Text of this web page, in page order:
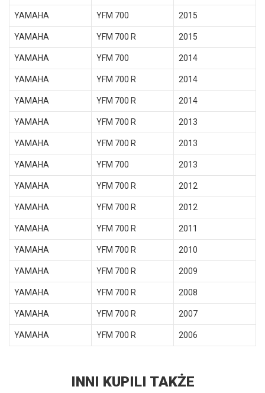
YAMAHA YFM 700 2015
YAMAHA YFM 700 R 2015
YAMAHA YFM 700 2014
YAMAHA YFM 700 R 2014
YAMAHA YFM 700 R 2014
YAMAHA YFM 700 R 2013
YAMAHA YFM 700 R 2013
YAMAHA YFM 700 2013
YAMAHA YFM 700 R 2012
YAMAHA YFM 700 R 2012
YAMAHA YFM 700 R 2011
YAMAHA YFM 700 R 2010
YAMAHA YFM 700 R 2009
YAMAHA YFM 700 R 2008
YAMAHA YFM 700 R 2007
YAMAHA YFM 700 R 2006
INNI KUPILI TAKŻE